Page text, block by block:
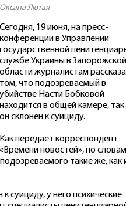
Оксана Лютая
Сегодня, 19 июня, на пресс-
конференции в Управлении
государственной
службе Украины в Запорожской
области журналистам
том, что подозреваемый в
убийстве Насти Бобковой
находится в общей камере, так
он склонен к суициду.
Как передает корреспондент
«Времени новостей», по словам
такие же, как
суициду, у него психические